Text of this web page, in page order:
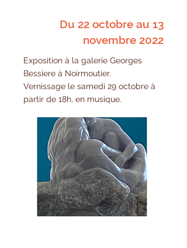
Du 22 octobre au 13
novembre 2022
Exposition à la galerie Georges
Bessiere à Noirmoutier.
Vernissage le samedi 29 octobre à
partir de 18h, en musique.